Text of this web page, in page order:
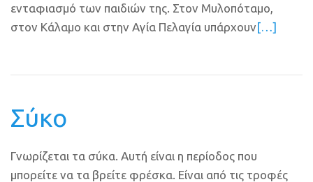
ενταφιασμό των παιδιών της. Στον Μυλοπόταμο,
στον Κάλαμο και στην Αγία Πελαγία υπάρχουν[…]
Σύκο
Γνωρίζεται τα σύκα. Αυτή είναι η περίοδος που
μπορείτε να τα βρείτε φρέσκα. Είναι από τις τροφές